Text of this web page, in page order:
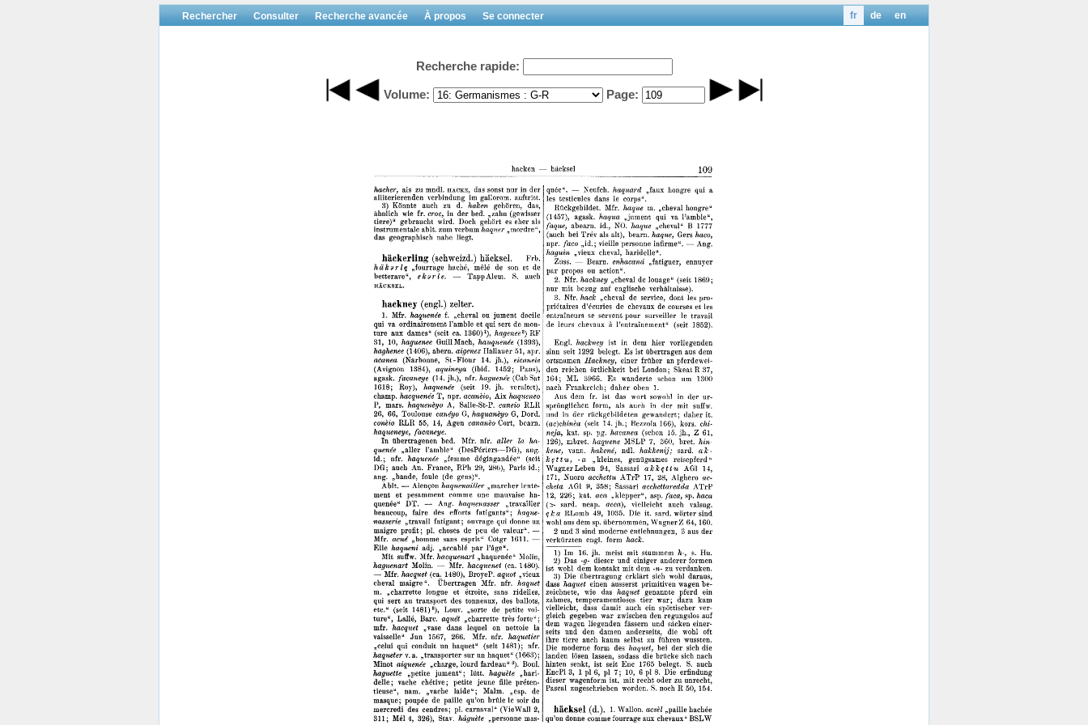
Rechercher Consulter Recherche avancée À propos Se connecter en
de
fr
Recherche rapide:
Volume: Page: